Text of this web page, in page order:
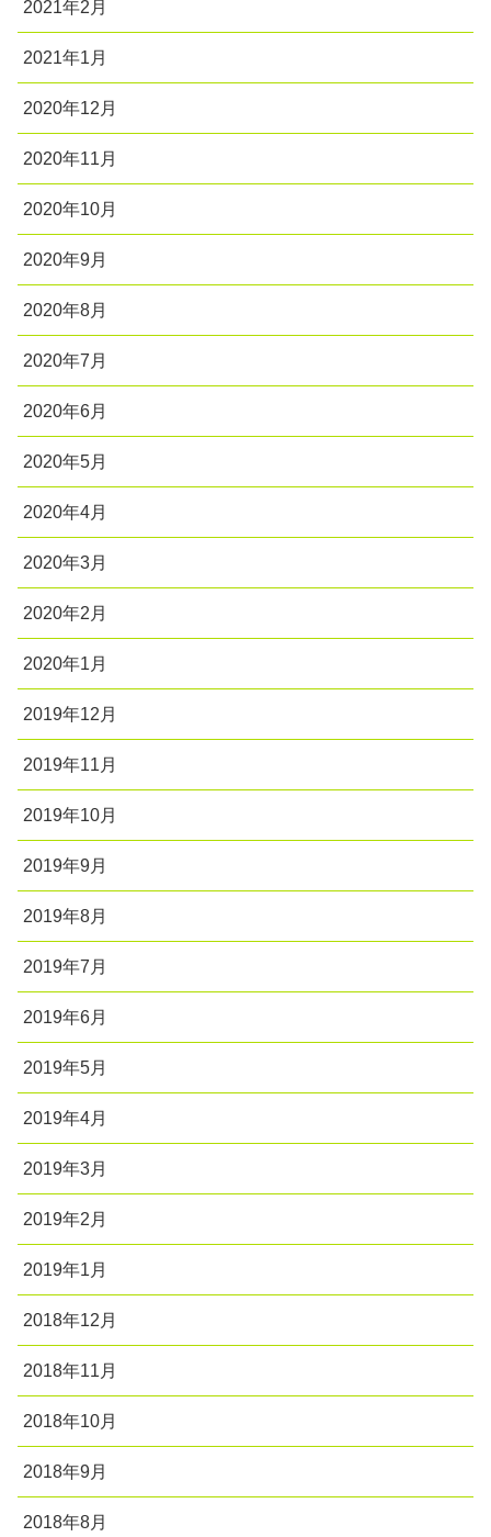
2021年2月
2021年1月
2020年12月
2020年11月
2020年10月
2020年9月
2020年8月
2020年7月
2020年6月
2020年5月
2020年4月
2020年3月
2020年2月
2020年1月
2019年12月
2019年11月
2019年10月
2019年9月
2019年8月
2019年7月
2019年6月
2019年5月
2019年4月
2019年3月
2019年2月
2019年1月
2018年12月
2018年11月
2018年10月
2018年9月
2018年8月